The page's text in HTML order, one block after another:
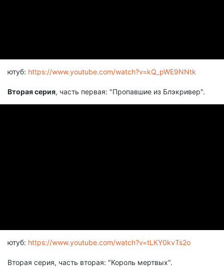
ютуб: https://www.youtube.com/watch?v=kQ_pWE9NNtk
Вторая серия, часть первая: "Пропавшие из Блэкривер".
ютуб: https://www.youtube.com/watch?v=tLKY0kvTs2o
Вторая серия, часть вторая: "Король мертвых".